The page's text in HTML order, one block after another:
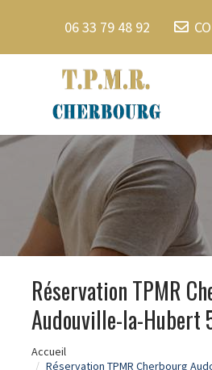
06 33 79 48 92
Réservation TPMR
Audouville-la-Hubert
Accueil
Réservation TPMR Cherbourg